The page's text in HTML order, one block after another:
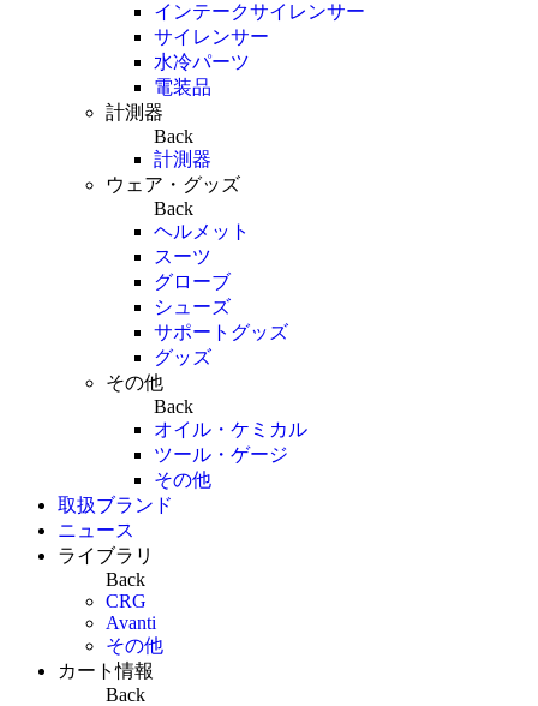
インテークサイレンサー
サイレンサー
水冷パーツ
電装品
計測器
Back
計測器
ウェア・グッズ
Back
ヘルメット
スーツ
グローブ
シューズ
サポートグッズ
グッズ
その他
Back
オイル・ケミカル
ツール・ゲージ
その他
取扱ブランド
ニュース
ライブラリ
Back
CRG
Avanti
その他
カート情報
Back